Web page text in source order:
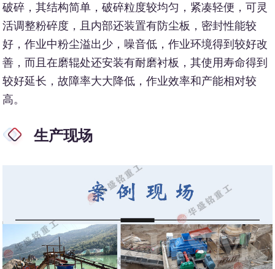
破碎，其结构简单，破碎粒度较均匀，紧凑轻便，可灵
活调整粉碎度，且内部还装置有防尘板，密封性能较
好，作业中粉尘溢出少，噪音低，作业环境得到较好改
善，而且在磨辊处还安装有耐磨衬板，其使用寿命得到
较好延长，故障率大大降低，作业效率和产能相对较
高。
生产现场